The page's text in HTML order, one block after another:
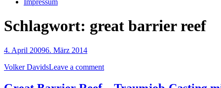
Impressum
Schlagwort: great barrier reef
4. April 20096. März 2014
Volker DavidsLeave a comment